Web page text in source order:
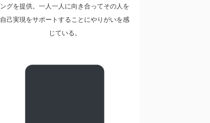
ングを提供。一人一人に向き合ってその人を
自己実現をサポートすることにやりがいを感
じている。